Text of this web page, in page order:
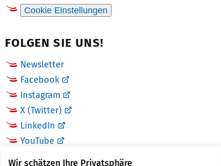
Wir schätzen Ihre Privatsphäre
Cookie Einstellungen
FOLGEN SIE UNS!
Newsletter
Facebook
Instagram
X (Twitter)
LinkedIn
YouTube